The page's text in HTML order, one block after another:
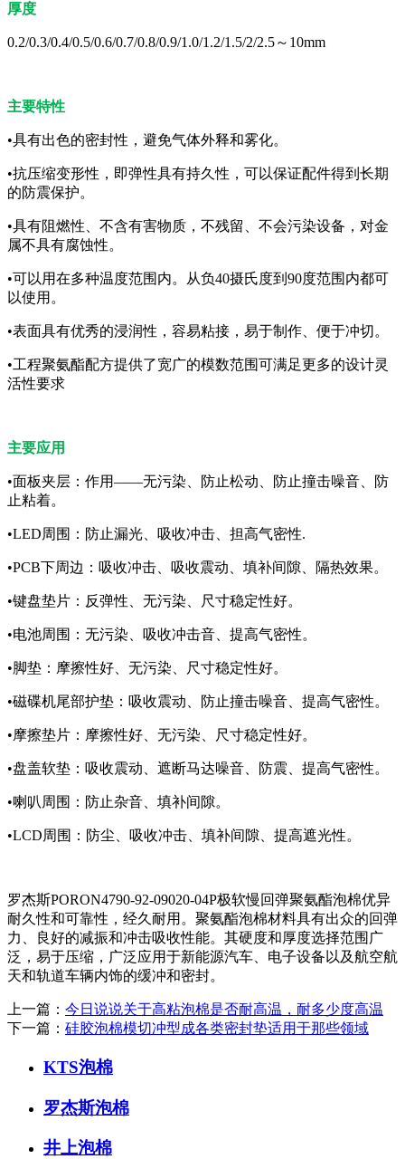
厚度
0.2/0.3/0.4/0.5/0.6/0.7/0.8/0.9/1.0/1.2/1.5/2/2.5～10mm
主要特性
•具有出色的密封性，避免气体外释和雾化。
•抗压缩变形性，即弹性具有持久性，可以保证配件得到长期
的防震保护。
•具有阻燃性、不含有害物质，不残留、不会污染设备，对金
属不具有腐蚀性。
•可以用在多种温度范围内。从负40摄氏度到90度范围内都可
以使用。
•表面具有优秀的浸润性，容易粘接，易于制作、便于冲切。
•工程聚氨酯配方提供了宽广的模数范围可满足更多的设计灵
活性要求
主要应用
•面板夹层：作用——无污染、防止松动、防止撞击噪音、防
止粘着。
•LED周围：防止漏光、吸收冲击、担高气密性.
•PCB下周边：吸收冲击、吸收震动、填补间隙、隔热效果。
•键盘垫片：反弹性、无污染、尺寸稳定性好。
•电池周围：无污染、吸收冲击音、提高气密性。
•脚垫：摩擦性好、无污染、尺寸稳定性好。
•磁碟机尾部护垫：吸收震动、防止撞击噪音、提高气密性。
•摩擦垫片：摩擦性好、无污染、尺寸稳定性好。
•盘盖软垫：吸收震动、遮断马达噪音、防震、提高气密性。
•喇叭周围：防止杂音、填补间隙。
•LCD周围：防尘、吸收冲击、填补间隙、提高遮光性。
罗杰斯PORON4790-92-09020-04P极软慢回弹聚氨酯泡棉优异
耐久性和可靠性，经久耐用。聚氨酯泡棉材料具有出众的回弹
力、良好的减振和冲击吸收性能。其硬度和厚度选择范围广
泛，易于压缩，广泛应用于新能源汽车、电子设备以及航空航
天和轨道车辆内饰的缓冲和密封。
上一篇： 今日说说关于高粘泡棉是否耐高温，耐多少度高温
下一篇： 硅胶泡棉模切冲型成各类密封垫适用于那些领域
KTS泡棉
罗杰斯泡棉
井上泡棉